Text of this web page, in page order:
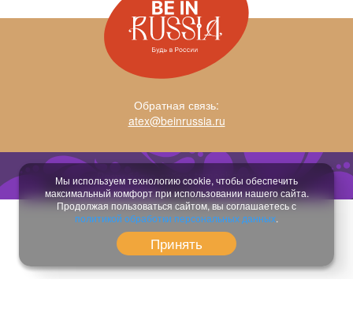
Обратная связь:
atex@beinrussia.ru
Разработка сайта:temeshov.ru
Мы используем технологию cookie, чтобы обеспечить
максимальный комфорт при использовании нашего сайта.
Продолжая пользоваться сайтом, вы соглашаетесь с
политикой обработки персональных данных.
Принять